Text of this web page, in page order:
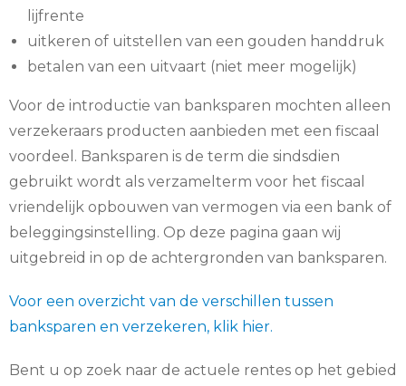
lijfrente
uitkeren of uitstellen van een gouden handdruk
betalen van een uitvaart (niet meer mogelijk)
Voor de introductie van banksparen mochten alleen
verzekeraars producten aanbieden met een fiscaal
voordeel. Banksparen is de term die sindsdien
gebruikt wordt als verzamelterm voor het fiscaal
vriendelijk opbouwen van vermogen via een bank of
beleggingsinstelling. Op deze pagina gaan wij
uitgebreid in op de achtergronden van banksparen.
Voor een overzicht van de verschillen tussen
banksparen en verzekeren, klik hier.
Bent u op zoek naar de actuele rentes op het gebied